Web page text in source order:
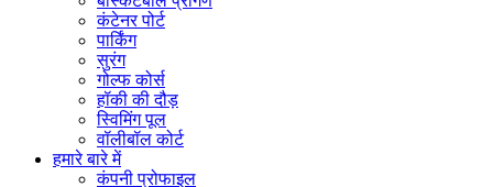
कंटेनर पोर्ट
पार्किंग
सुरंग
गोल्फ कोर्स
हॉकी की दौड़
स्विमिंग पूल
वॉलीबॉल कोर्ट
हमारे बारे में
कंपनी प्रोफाइल